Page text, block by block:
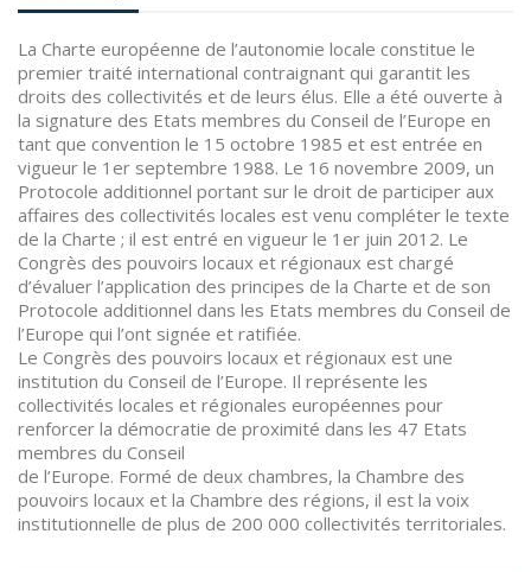
La Charte européenne de l’autonomie locale constitue le
premier traité international contraignant qui garantit les
droits des collectivités et de leurs élus. Elle a été ouverte à
la signature des Etats membres du Conseil de l’Europe en
tant que convention le 15 octobre 1985 et est entrée en
vigueur le 1er septembre 1988. Le 16 novembre 2009, un
Protocole additionnel portant sur le droit de participer aux
affaires des collectivités locales est venu compléter le texte
de la Charte ; il est entré en vigueur le 1er juin 2012. Le
Congrès des pouvoirs locaux et régionaux est chargé
d’évaluer l’application des principes de la Charte et de son
Protocole additionnel dans les Etats membres du Conseil de
l’Europe qui l’ont signée et ratifiée.
Le Congrès des pouvoirs locaux et régionaux est une
institution du Conseil de l’Europe. Il représente les
collectivités locales et régionales européennes pour
renforcer la démocratie de proximité dans les 47 Etats
membres du Conseil
de l’Europe. Formé de deux chambres, la Chambre des
pouvoirs locaux et la Chambre des régions, il est la voix
institutionnelle de plus de 200 000 collectivités territoriales.